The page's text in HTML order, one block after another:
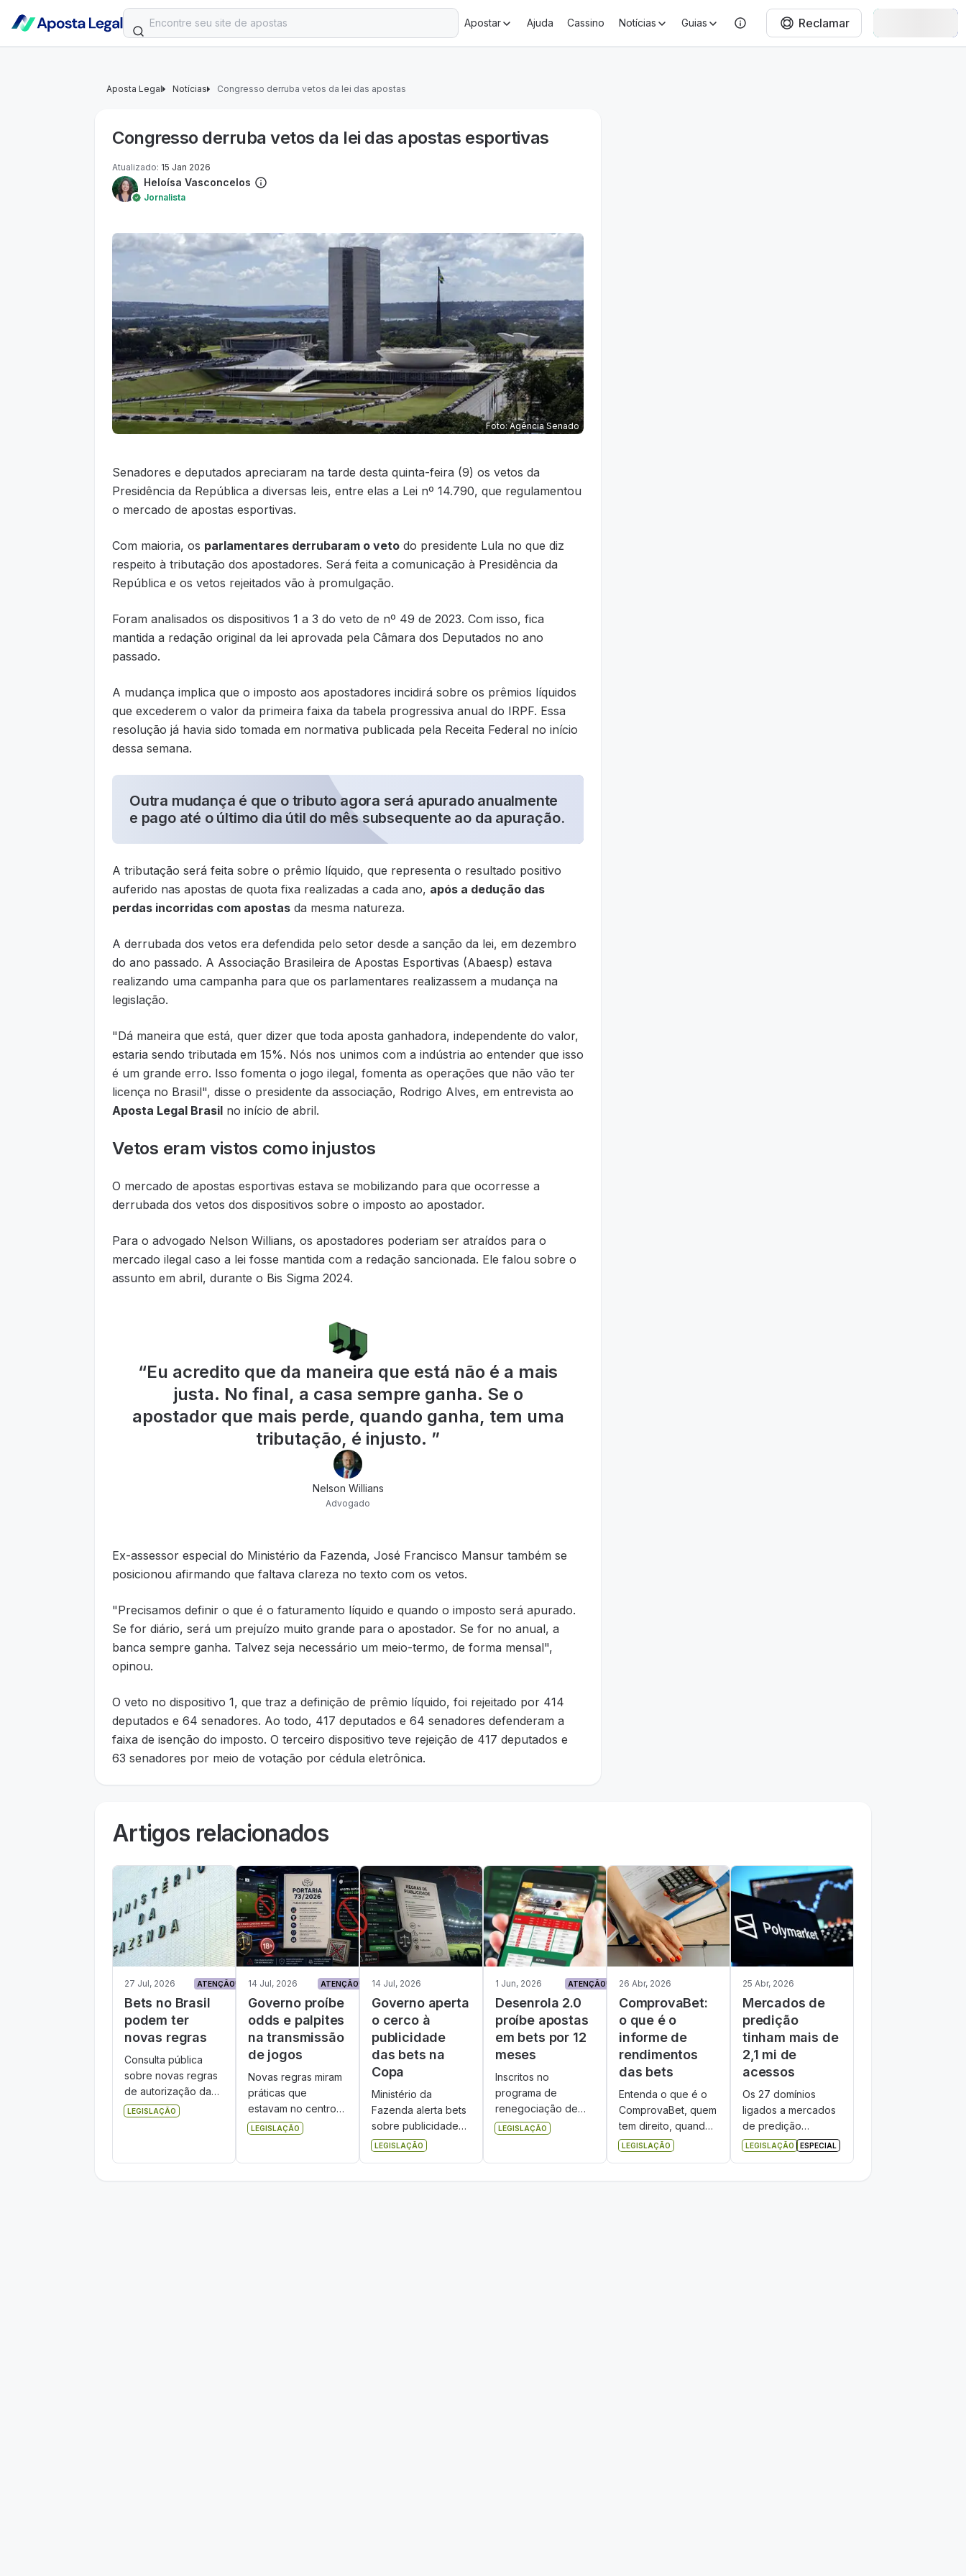
Apostar Ajuda Cassino Notícias Guias Reclamar
+18 Ministério da Fazenda adverte: aposta não é investimento.
Aposta Legal Notícias Congresso derruba vetos da lei das apostas
Congresso derruba vetos da lei das apostas esportivas
Atualizado: 15 Jan 2026
Heloísa Vasconcelos
Jornalista
Foto: Agência Senado
Senadores e deputados apreciaram na tarde desta quinta-feira (9) os vetos da
Presidência da República a diversas leis, entre elas a Lei nº 14.790, que regulamentou
o mercado de apostas esportivas.
Com maioria, os parlamentares derrubaram o veto do presidente Lula no que diz
respeito à tributação dos apostadores. Será feita a comunicação à Presidência da
República e os vetos rejeitados vão à promulgação.
Foram analisados os dispositivos 1 a 3 do veto de nº 49 de 2023. Com isso, fica
mantida a redação original da lei aprovada pela Câmara dos Deputados no ano
passado.
A mudança implica que o imposto aos apostadores incidirá sobre os prêmios líquidos
que excederem o valor da primeira faixa da tabela progressiva anual do IRPF. Essa
resolução já havia sido tomada em normativa publicada pela Receita Federal no início
dessa semana.
Outra mudança é que o tributo agora será apurado anualmente
e pago até o último dia útil do mês subsequente ao da apuração.
A tributação será feita sobre o prêmio líquido, que representa o resultado positivo
auferido nas apostas de quota fixa realizadas a cada ano, após a dedução das
perdas incorridas com apostas da mesma natureza.
A derrubada dos vetos era defendida pelo setor desde a sanção da lei, em dezembro
do ano passado. A Associação Brasileira de Apostas Esportivas (Abaesp) estava
realizando uma campanha para que os parlamentares realizassem a mudança na
legislação.
"Dá maneira que está, quer dizer que toda aposta ganhadora, independente do valor,
estaria sendo tributada em 15%. Nós nos unimos com a indústria ao entender que isso
é um grande erro. Isso fomenta o jogo ilegal, fomenta as operações que não vão ter
licença no Brasil", disse o presidente da associação, Rodrigo Alves, em entrevista ao
Aposta Legal Brasil no início de abril.
Vetos eram vistos como injustos
O mercado de apostas esportivas estava se mobilizando para que ocorresse a
derrubada dos vetos dos dispositivos sobre o imposto ao apostador.
Para o advogado Nelson Willians, os apostadores poderiam ser atraídos para o
mercado ilegal caso a lei fosse mantida com a redação sancionada. Ele falou sobre o
assunto em abril, durante o Bis Sigma 2024.
“Eu acredito que da maneira que está não é a mais
justa. No final, a casa sempre ganha. Se o
apostador que mais perde, quando ganha, tem uma
tributação, é injusto. ”
Nelson Willians
Advogado
Ex-assessor especial do Ministério da Fazenda, José Francisco Mansur também se
posicionou afirmando que faltava clareza no texto com os vetos.
"Precisamos definir o que é o faturamento líquido e quando o imposto será apurado.
Se for diário, será um prejuízo muito grande para o apostador. Se for no anual, a
banca sempre ganha. Talvez seja necessário um meio-termo, de forma mensal",
opinou.
O veto no dispositivo 1, que traz a definição de prêmio líquido, foi rejeitado por 414
deputados e 64 senadores. Ao todo, 417 deputados e 64 senadores defenderam a
faixa de isenção do imposto. O terceiro dispositivo teve rejeição de 417 deputados e
63 senadores por meio de votação por cédula eletrônica.
Artigos relacionados
27 Jul, 2026 ATENÇÃO!
Bets no Brasil
podem ter
novas regras
Consulta pública
sobre novas regras
de autorização das
bets fica aberta até
LEGISLAÇÃO
14 Jul, 2026 ATENÇÃO!
Governo proíbe
odds e palpites
na transmissão
de jogos
Novas regras miram
práticas que
estavam no centro
das polêmicas
LEGISLAÇÃO
14 Jul, 2026
Governo aperta
o cerco à
publicidade
das bets na
Copa
Ministério da
Fazenda alerta bets
sobre publicidade
na Copa do Mundo
LEGISLAÇÃO
1 Jun, 2026 ATENÇÃO!
Desenrola 2.0
proíbe apostas
em bets por 12
meses
Inscritos no
programa de
renegociação de
dívidas terão CPF
LEGISLAÇÃO
26 Abr, 2026
ComprovaBet:
o que é o
informe de
rendimentos
das bets
Entenda o que é o
ComprovaBet, quem
tem direito, quando
é disponibilizado e
LEGISLAÇÃO
25 Abr, 2026
Mercados de
predição
tinham mais de
2,1 mi de
acessos
Os 27 domínios
ligados a mercados
de predição
bloqueados pelo
LEGISLAÇÃO ESPECIAL